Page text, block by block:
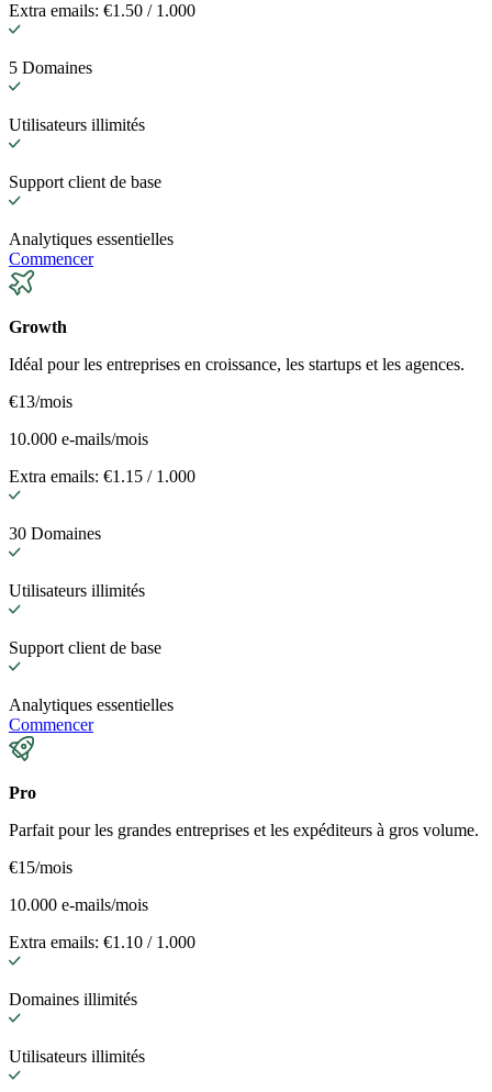
Extra emails: €1.50 / 1.000
5 Domaines
Utilisateurs illimités
Support client de base
Analytiques essentielles
Commencer
Growth
Idéal pour les entreprises en croissance, les startups et les agences.
€13/mois
10.000 e-mails/mois
Extra emails: €1.15 / 1.000
30 Domaines
Utilisateurs illimités
Support client de base
Analytiques essentielles
Commencer
Pro
Parfait pour les grandes entreprises et les expéditeurs à gros volume.
€15/mois
10.000 e-mails/mois
Extra emails: €1.10 / 1.000
Domaines illimités
Utilisateurs illimités